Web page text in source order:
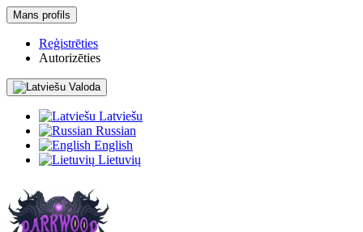
Mans profils
Reģistrēties
Autorizēties
Valoda
Latviešu
Russian
English
Lietuvių